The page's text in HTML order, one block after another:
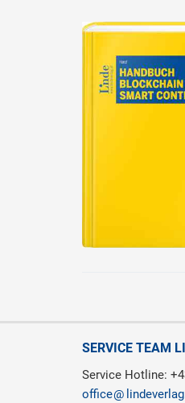
SERVICE TEAM
Service Hotline:
office